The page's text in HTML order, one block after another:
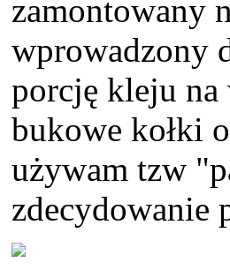
zamontowany
wprowadzony
porcję kleju
bukowe kołki
używam tzw
zdecydowanie